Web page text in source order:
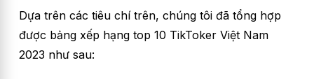
Dựa trên các tiêu chí trên, chúng tôi đã tổng hợp
được bảng xếp hạng top 10 TikToker Việt Nam
2023 như sau: